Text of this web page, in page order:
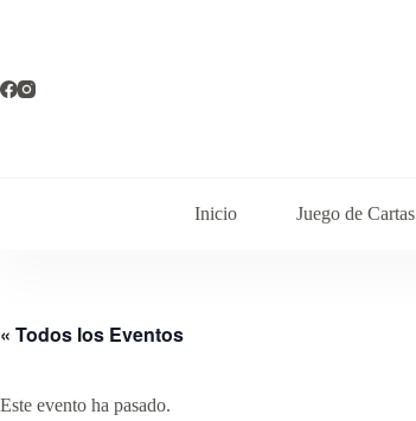
Inicio Juego de Cartas
« Todos los Eventos
Este evento ha pasado.